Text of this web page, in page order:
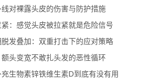
对裸露头皮的伤害与防护措施
：感觉头皮被拉紧就是危险信号
发叠加：双重打击下的应对策略
头变宽不敢扎头发的恶性循环
生物素锌铁维生素D到底有没有用